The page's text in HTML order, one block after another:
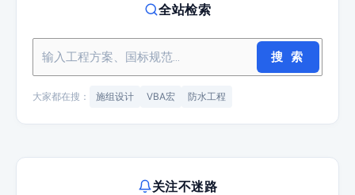
全站检索
搜 索
大家都在搜： 施组设计 VBA宏 防水工程
关注不迷路